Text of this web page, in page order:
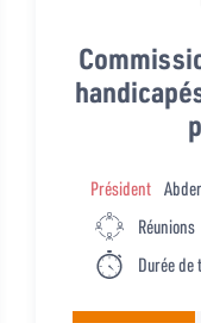
Président
Réunions
Durée